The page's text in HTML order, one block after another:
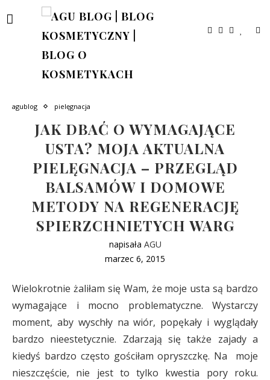
agublog pielęgnacja
JAK DBAĆ O WYMAGAJĄCE
USTA? MOJA AKTUALNA
PIELĘGNACJA – PRZEGLĄD
BALSAMÓW I DOMOWE
METODY NA REGENERACJĘ
SPIERZCHNIETYCH WARG
napisała AGU
marzec 6, 2015
Wielokrotnie żaliłam się Wam, że moje usta są bardzo
wymagające i mocno problematyczne. Wystarczy
moment, aby wyschły na wiór, popękały i wyglądały
bardzo nieestetycznie. Zdarzają się także zajady a
kiedyś bardzo często gościłam opryszczkę. Na moje
nieszczęście, nie jest to tylko kwestia pory roku.